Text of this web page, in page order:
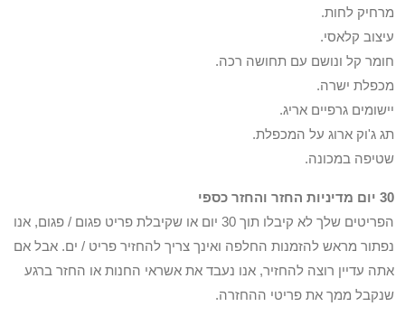
מרחיק לחות.
עיצוב קלאסי.
חומר קל ונושם עם תחושה רכה.
מכפלת ישרה.
יישומים גרפיים אריג.
תג ג'וק ארוג על המכפלת.
שטיפה במכונה.
30 יום מדיניות החזר והחזר כספי
הפריטים שלך לא קיבלו תוך 30 יום או שקיבלת פריט פגום / פגום, אנו
נפתור מראש להזמנות החלפה ואינך צריך להחזיר פריט / ים. אבל אם
אתה עדיין רוצה להחזיר, אנו נעבד את אשראי החנות או החזר ברגע
שנקבל ממך את פריטי ההחזרה.